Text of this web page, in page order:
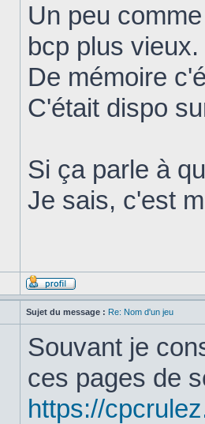
Un peu
bcp plus vieux.
De mémoire
C'était dispo
Si ça parle à
Je sais, c'est
Sujet du message : Re: Nom d'un jeu
Souvant je
ces pages de
https://